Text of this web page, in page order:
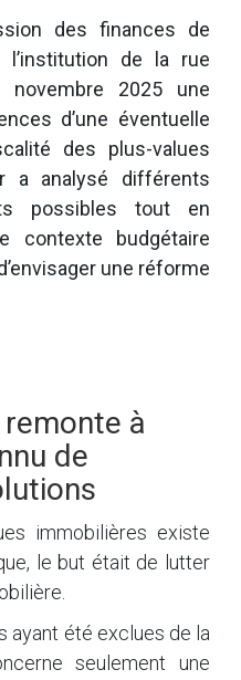
des finances de
l’institution de la rue
2025 une
d’une éventuelle
des plus-values
a analysé différents
possibles tout en
contexte budgétaire
une réforme
à
de
immobilières existe
le but était de lutter
ayant été exclues de la
seulement une